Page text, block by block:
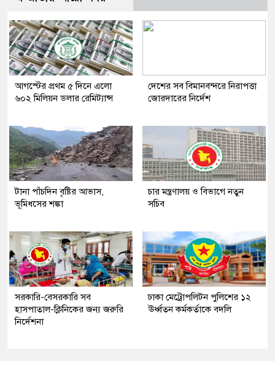
আগস্টের প্রথম ৫ দিনে এলো
৬০২ মিলিয়ন ডলার রেমিট্যান্স
দেশের সব বিমানবন্দরে নিরাপত্তা
জোরদারের নির্দেশ
টানা পাঁচদিন বৃষ্টির আভাস,
ভূমিধসের শঙ্কা
চার মন্ত্রণালয় ও বিভাগে নতুন
সচিব
সরকারি-বেসরকারি সব
হাসপাতাল-ক্লিনিকের জন্য জরুরি
নির্দেশনা
ঢাকা মেট্রোপলিটন পুলিশের ১২
ঊর্ধ্বতন কর্মকর্তাকে বদলি